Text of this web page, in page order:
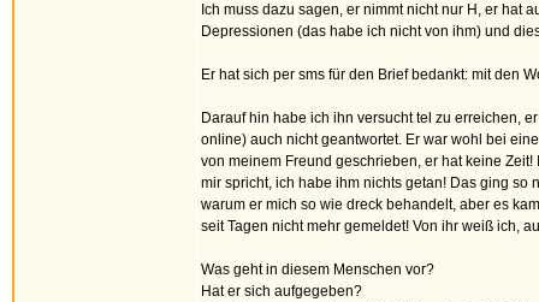
Ich muss dazu sagen, er nimmt nicht nur H, er hat
Depressionen (das habe ich nicht von ihm) und
Er hat sich per sms für den Brief bedankt: mit den
Darauf hin habe ich ihn versucht tel zu erreichen,
online) auch nicht geantwortet. Er war wohl bei
von meinem Freund geschrieben, er hat keine
mir spricht, ich habe ihm nichts getan! Das ging so
warum er mich so wie dreck behandelt, aber es
seit Tagen nicht mehr gemeldet! Von ihr weiß ich,
Was geht in diesem Menschen vor?
Hat er sich aufgegeben?